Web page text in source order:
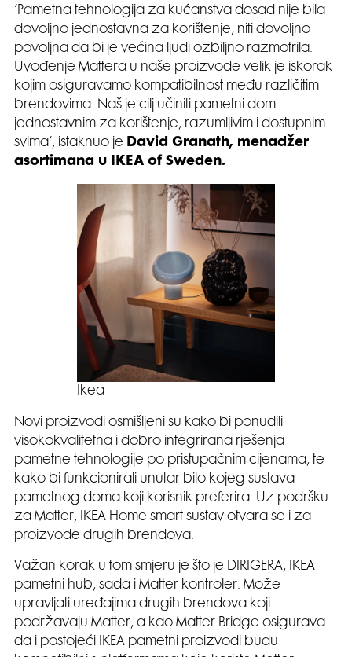
‘Pametna tehnologija za kućanstva dosad nije bila
dovoljno jednostavna za korištenje, niti dovoljno
povoljna da bi je većina ljudi ozbiljno razmotrila.
Uvođenje Mattera u naše proizvode velik je iskorak
kojim osiguravamo kompatibilnost među različitim
brendovima. Naš je cilj učiniti pametni dom
jednostavnim za korištenje, razumljivim i dostupnim
svima’, istaknuo je David Granath, menadžer
asortimana u IKEA of Sweden.
Ikea
Novi proizvodi osmišljeni su kako bi ponudili
visokokvalitetna i dobro integrirana rješenja
pametne tehnologije po pristupačnim cijenama, te
kako bi funkcionirali unutar bilo kojeg sustava
pametnog doma koji korisnik preferira. Uz podršku
za Matter, IKEA Home smart sustav otvara se i za
proizvode drugih brendova.
Važan korak u tom smjeru je što je DIRIGERA, IKEA
pametni hub, sada i Matter kontroler. Može
upravljati uređajima drugih brendova koji
podržavaju Matter, a kao Matter Bridge osigurava
da i postojeći IKEA pametni proizvodi budu